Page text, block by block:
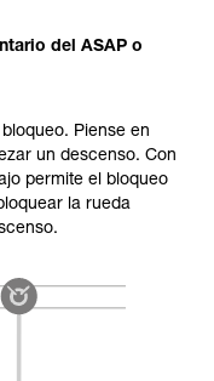
del ASAP o
Piense en
un descenso. Con
permite el bloqueo
la rueda